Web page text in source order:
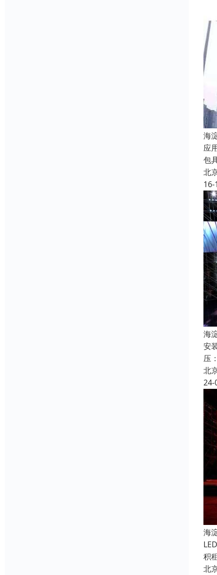
海
应
包
北
16-
海
安
压
北
24-
海
积
北